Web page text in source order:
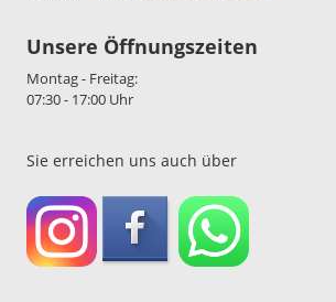
Unsere Öffnungszeiten
Montag - Freitag:
07:30 - 17:00 Uhr
Sie erreichen uns auch über